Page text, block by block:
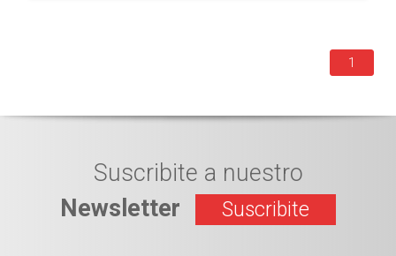
1
Suscribite a nuestro
Newsletter
Suscribite